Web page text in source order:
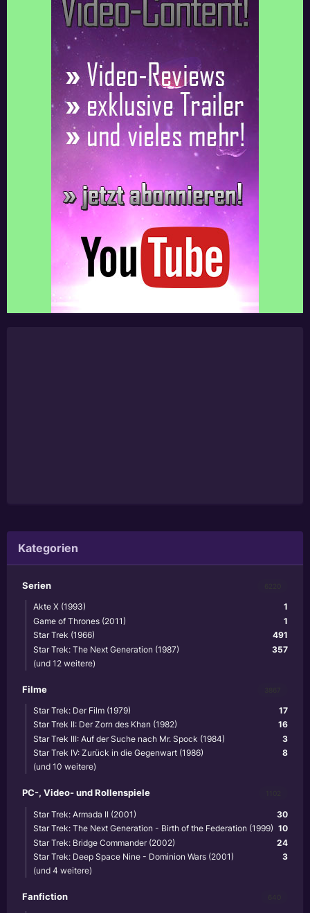
Kategorien
Serien
1
Akte X (1993)
1
Game of Thrones (2011)
491
Star Trek (1966)
357
Star Trek: The Next Generation (1987)
(und 12 weitere)
Filme
17
Star Trek: Der Film (1979)
16
Star Trek II: Der Zorn des Khan (1982)
3
Star Trek III: Auf der Suche nach Mr. Spock (1984)
8
Star Trek IV: Zurück in die Gegenwart (1986)
(und 10 weitere)
PC-, Video- und Rollenspiele
30
Star Trek: Armada II (2001)
10
Star Trek: The Next Generation - Birth of the Federation (1999)
24
Star Trek: Bridge Commander (2002)
3
Star Trek: Deep Space Nine - Dominion Wars (2001)
(und 4 weitere)
Fanfiction